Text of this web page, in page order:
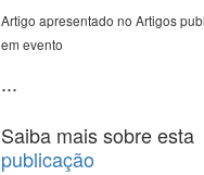
Artigo apresentado no Artigos
em evento
...
Saiba mais sobre esta
publicação